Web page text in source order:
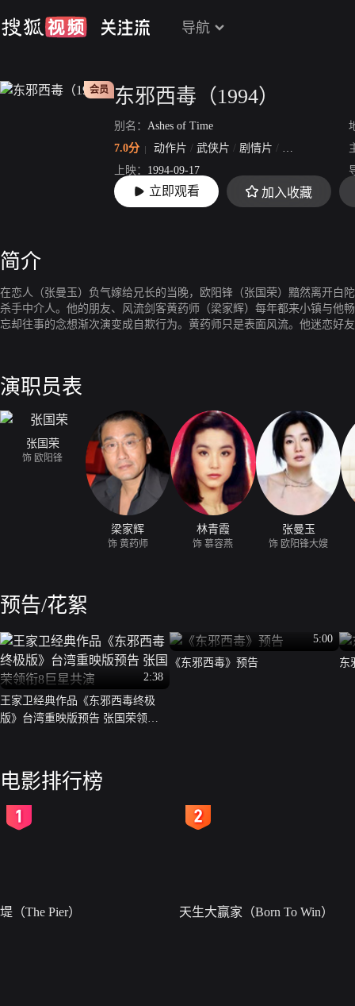
导航
会员 东邪西毒（1994）
别名： Ashes of Time
7.0分
动作片 / 武侠片 / 剧情片 / 爱情片 古装
上映： 1994-09-17
片长： 93分27秒
立即观看 加入收藏
简介
在恋人（张曼玉）负气嫁给兄长的当晚，欧阳锋（张国荣）黯然离开白
杀手中介人。他的朋友、风流剑客黄药师（梁家辉）每年都来小镇与他
忘却往事的念想渐次演变成自欺行为。黄药师只是表面风流。他迷恋好
演职员表
张国荣
饰 欧阳锋
梁家辉
饰 黄药师
林青霞
饰 慕容燕
张曼玉
饰 欧阳锋大嫂
预告/花絮
2:38
王家卫经典作品《东邪西毒终极
版》台湾重映版预告 张国荣领衔8
5:00
《东邪西毒》预告
东
电影排行榜
堤（The Pier） 天生大赢家（Born To Win）